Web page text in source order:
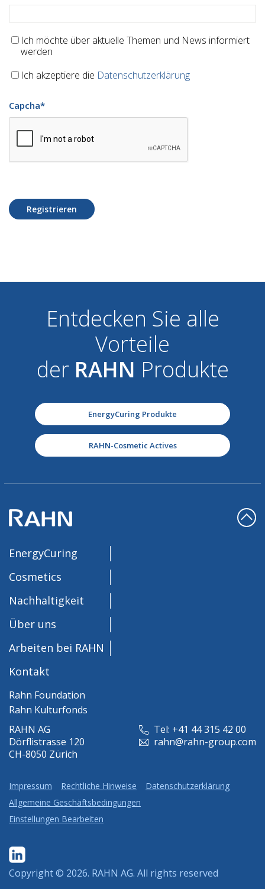
Ich möchte über aktuelle Themen und News informiert
werden
Ich akzeptiere die Datenschutzerklärung
Capcha*
Registrieren
Entdecken Sie alle
Vorteile
der RAHN Produkte
EnergyCuring Produkte
RAHN-Cosmetic Actives
RAHN AG
Dörflistrasse 120
CH-8050 Zürich
Tel: +41 44 315 42 00
rahn@rahn-group.com
EnergyCuring
Cosmetics
Nachhaltigkeit
Über uns
Arbeiten bei RAHN
Kontakt
Rahn Foundation
Rahn Kulturfonds
Impressum Rechtliche Hinweise
Datenschutzerklärung
Allgemeine Geschäftsbedingungen
Einstellungen Bearbeiten
Copyright © 2026. RAHN AG. All rights reserved